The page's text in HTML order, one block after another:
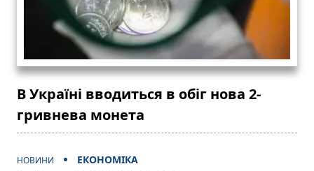
В Україні вводиться в обіг нова 2-
гривнева монета
НОВИНИ ЕКОНОМІКА